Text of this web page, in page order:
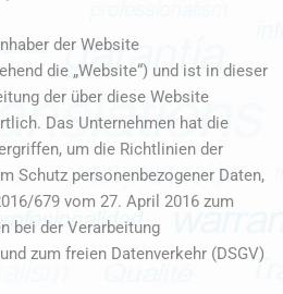
der Website
die „Website“) und ist in dieser
der über diese Website
Das Unternehmen hat die
um die Richtlinien der
Schutz personenbezogener Daten,
679 vom 27. April 2016 zum
bei der Verarbeitung
zum freien Datenverkehr (DSGV)